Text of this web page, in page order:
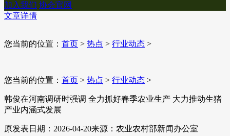
加入我们 协会官网
文章详情
您当前的位置： 首页 > 热点 > 行业动态 >
您当前的位置： 首页 > 热点 > 行业动态 >
韩俊在河南调研时强调 全力抓好春季农业生产 大力推动生猪
产业内涵式发展
原发表日期：2026-04-20来源：农业农村部新闻办公室